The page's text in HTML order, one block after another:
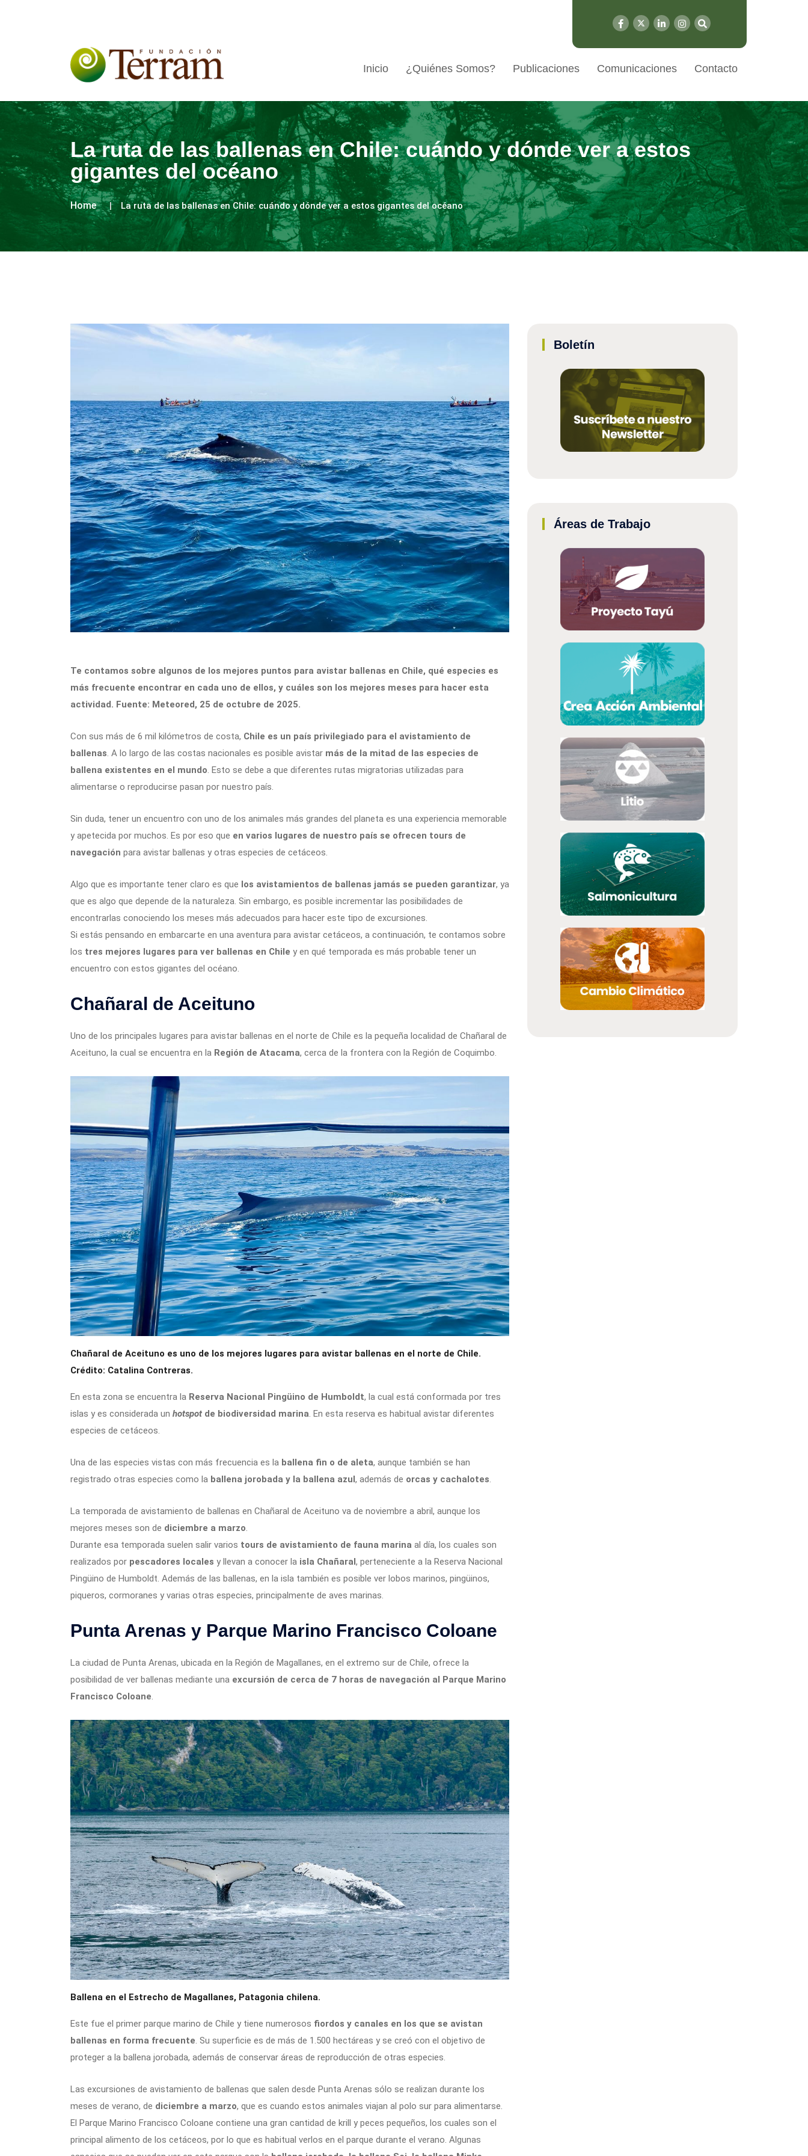
Inicio ¿Quiénes Somos? Publicaciones Comunicaciones Contacto
La ruta de las ballenas en Chile: cuándo y dónde ver a estos
gigantes del océano
Home La ruta de las ballenas en Chile: cuándo y dónde ver a estos gigantes del océano
Te contamos sobre algunos de los mejores puntos para avistar ballenas en Chile, qué especies es
más frecuente encontrar en cada uno de ellos, y cuáles son los mejores meses para hacer esta
actividad. Fuente: Meteored, 25 de octubre de 2025.
Con sus más de 6 mil kilómetros de costa, Chile es un país privilegiado para el avistamiento de
ballenas. A lo largo de las costas nacionales es posible avistar más de la mitad de las especies de
ballena existentes en el mundo. Esto se debe a que diferentes rutas migratorias utilizadas para
alimentarse o reproducirse pasan por nuestro país.
Sin duda, tener un encuentro con uno de los animales más grandes del planeta es una experiencia memorable
y apetecida por muchos. Es por eso que en varios lugares de nuestro país se ofrecen tours de
navegación para avistar ballenas y otras especies de cetáceos.
Algo que es importante tener claro es que los avistamientos de ballenas jamás se pueden garantizar, ya
que es algo que depende de la naturaleza. Sin embargo, es posible incrementar las posibilidades de
encontrarlas conociendo los meses más adecuados para hacer este tipo de excursiones.
Si estás pensando en embarcarte en una aventura para avistar cetáceos, a continuación, te contamos sobre
los tres mejores lugares para ver ballenas en Chile y en qué temporada es más probable tener un
encuentro con estos gigantes del océano.
Chañaral de Aceituno
Uno de los principales lugares para avistar ballenas en el norte de Chile es la pequeña localidad de Chañaral de
Aceituno, la cual se encuentra en la Región de Atacama, cerca de la frontera con la Región de Coquimbo.
Chañaral de Aceituno es uno de los mejores lugares para avistar ballenas en el norte de Chile.
Crédito: Catalina Contreras.
En esta zona se encuentra la Reserva Nacional Pingüino de Humboldt, la cual está conformada por tres
islas y es considerada un hotspot de biodiversidad marina. En esta reserva es habitual avistar diferentes
especies de cetáceos.
Una de las especies vistas con más frecuencia es la ballena fin o de aleta, aunque también se han
registrado otras especies como la ballena jorobada y la ballena azul, además de orcas y cachalotes.
La temporada de avistamiento de ballenas en Chañaral de Aceituno va de noviembre a abril, aunque los
mejores meses son de diciembre a marzo.
Durante esa temporada suelen salir varios tours de avistamiento de fauna marina al día, los cuales son
realizados por pescadores locales y llevan a conocer la isla Chañaral, perteneciente a la Reserva Nacional
Pingüino de Humboldt. Además de las ballenas, en la isla también es posible ver lobos marinos, pingüinos,
piqueros, cormoranes y varias otras especies, principalmente de aves marinas.
Punta Arenas y Parque Marino Francisco Coloane
La ciudad de Punta Arenas, ubicada en la Región de Magallanes, en el extremo sur de Chile, ofrece la
posibilidad de ver ballenas mediante una excursión de cerca de 7 horas de navegación al Parque Marino
Francisco Coloane.
Ballena en el Estrecho de Magallanes, Patagonia chilena.
Este fue el primer parque marino de Chile y tiene numerosos fiordos y canales en los que se avistan
ballenas en forma frecuente. Su superficie es de más de 1.500 hectáreas y se creó con el objetivo de
proteger a la ballena jorobada, además de conservar áreas de reproducción de otras especies.
Las excursiones de avistamiento de ballenas que salen desde Punta Arenas sólo se realizan durante los
meses de verano, de diciembre a marzo, que es cuando estos animales viajan al polo sur para alimentarse.
El Parque Marino Francisco Coloane contiene una gran cantidad de krill y peces pequeños, los cuales son el
principal alimento de los cetáceos, por lo que es habitual verlos en el parque durante el verano. Algunas
Boletín
Áreas de Trabajo